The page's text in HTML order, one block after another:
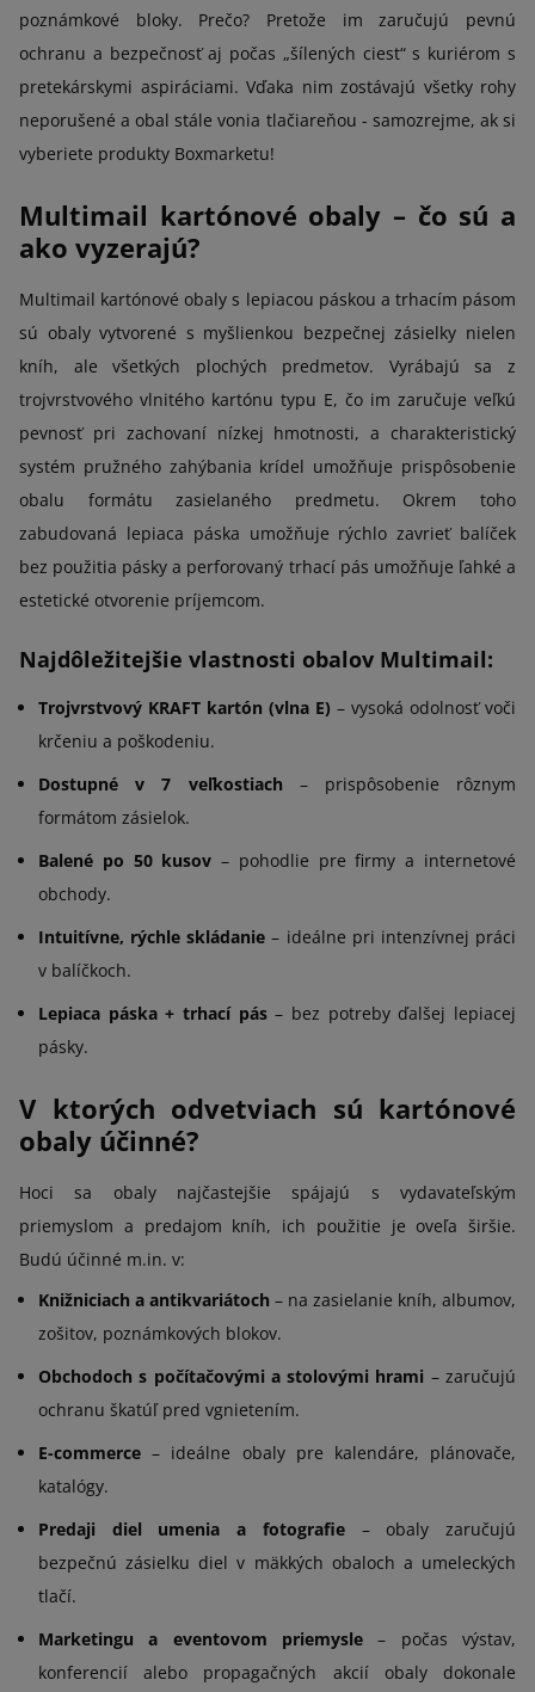
poznámkové bloky. Prečo? Pretože im zaručujú pevnú
ochranu a bezpečnosť aj počas „šílených ciest“ s kuriérom s
pretekárskymi aspiráciami. Vďaka nim zostávajú všetky rohy
neporušené a obal stále vonia tlačiareňou - samozrejme, ak si
vyberiete produkty Boxmarketu!
Multimail kartónové obaly – čo sú a
ako vyzerajú?
Multimail kartónové obaly s lepiacou páskou a trhacím pásom
sú obaly vytvorené s myšlienkou bezpečnej zásielky nielen
kníh, ale všetkých plochých predmetov. Vyrábajú sa z
trojvrstvového vlnitého kartónu typu E, čo im zaručuje veľkú
pevnosť pri zachovaní nízkej hmotnosti, a charakteristický
systém pružného zahýbania krídel umožňuje prispôsobenie
obalu formátu zasielaného predmetu. Okrem toho
zabudovaná lepiaca páska umožňuje rýchlo zavrieť balíček
bez použitia pásky a perforovaný trhací pás umožňuje ľahké a
estetické otvorenie príjemcom.
Najdôležitejšie vlastnosti obalov Multimail:
Trojvrstvový KRAFT kartón (vlna E) – vysoká odolnosť voči
krčeniu a poškodeniu.
Dostupné v 7 veľkostiach – prispôsobenie rôznym
formátom zásielok.
Balené po 50 kusov – pohodlie pre firmy a internetové
obchody.
Intuitívne, rýchle skládanie – ideálne pri intenzívnej práci
v balíčkoch.
Lepiaca páska + trhací pás– bez potreby ďalšej lepiacej
pásky.
V ktorých odvetviach sú kartónové
obaly účinné?
Hoci sa obaly najčastejšie spájajú s vydavateľským
priemyslom a predajom kníh, ich použitie je oveľa širšie.
Budú účinné m.in. v:
Knižniciach a antikvariátoch – na zasielanie kníh, albumov,
zošitov, poznámkových blokov.
Obchodoch s počítačovými a stolovými hrami – zaručujú
ochranu škatúľ pred vgnietením.
E-commerce – ideálne obaly pre kalendáre, plánovače,
katalógy.
Predaji diel umenia a fotografie– obaly zaručujú
bezpečnú zásielku diel v mäkkých obaloch a umeleckých
tlačí.
Marketingu a eventovom priemysle – počas výstav,
konferencií alebo propagačných akcií obaly dokonale